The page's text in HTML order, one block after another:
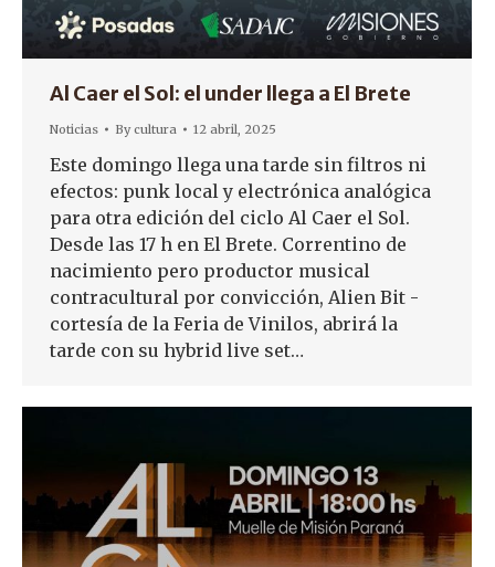
Al Caer el Sol: el under llega a El Brete
Noticias Bycultura 12 abril, 2025
Este domingo llega una tarde sin filtros ni
efectos: punk local y electrónica analógica
para otra edición del ciclo Al Caer el Sol.
Desde las 17 h en El Brete. Correntino de
nacimiento pero productor musical
contracultural por convicción, Alien Bit -
cortesía de la Feria de Vinilos, abrirá la
tarde con su hybrid live set…